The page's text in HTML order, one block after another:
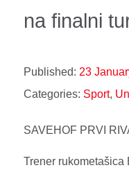
na finalni
Published: 23
Categories: Sport,
SAVEHOF PRVI
Trener